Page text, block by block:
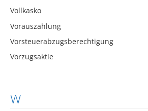
Vollkasko
Vorauszahlung
Vorsteuerabzugsberechtigung
Vorzugsaktie
W